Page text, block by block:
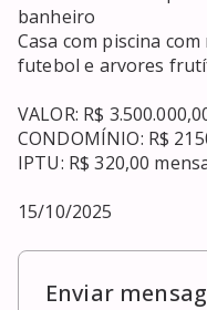
banheiro
Casa com piscina
futebol e arvores
VALOR: R$
CONDOMÍNIO: R$
IPTU: R$ 320,00
15/10/2025
Enviar